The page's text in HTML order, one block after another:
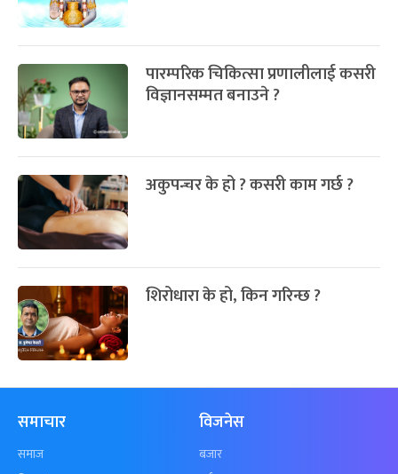
पारम्परिक चिकित्सा प्रणालीलाई कसरी
विज्ञानसम्मत बनाउने ?
अकुपन्चर के हो ? कसरी काम गर्छ ?
शिरोधारा के हो, किन गरिन्छ ?
समाचार
समाज
विजनेस
बजार